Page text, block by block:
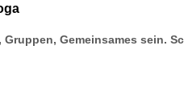
Gruppen, Gemeinsames sein.